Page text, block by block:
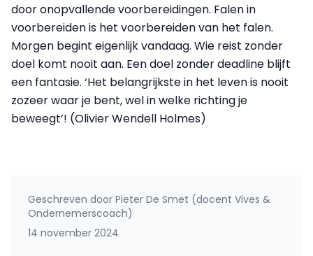
door onopvallende voorbereidingen. Falen in
voorbereiden is het voorbereiden van het falen.
Morgen begint eigenlijk vandaag. Wie reist zonder
doel komt nooit aan. Een doel zonder deadline blijft
een fantasie. ‘Het belangrijkste in het leven is nooit
zozeer waar je bent, wel in welke richting je
beweegt’! (Olivier Wendell Holmes)
Geschreven door Pieter De Smet (docent Vives &
Ondernemerscoach)
14 november 2024